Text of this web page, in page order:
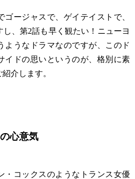
ージャスで、ゲイテイストで、
、第2話も早く観たい！ニューヨ
ようなドラマなのですが、このド
イドの思いというのが、格別に素
介します。
心意気
コックスのようなトランス女優